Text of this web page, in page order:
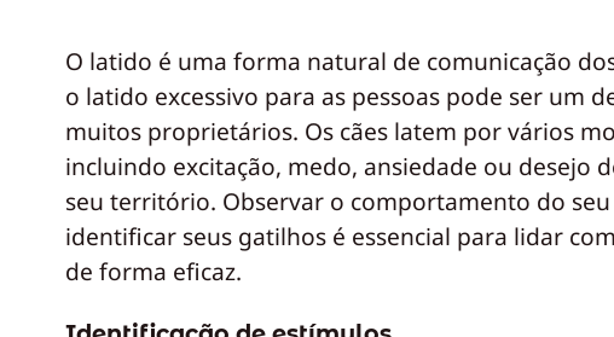
O latido é uma forma natural de comunicação
o latido excessivo para as pessoas pode ser um
muitos proprietários. Os cães latem por vários
incluindo excitação, medo, ansiedade ou desejo
seu território. Observar o comportamento do seu
identificar seus gatilhos é essencial para lidar
de forma eficaz.